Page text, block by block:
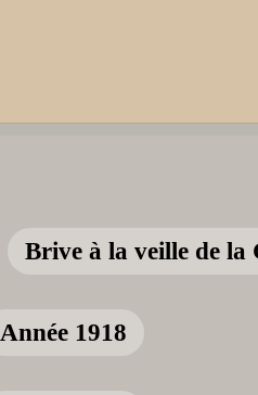
Brive à la veille de la
Année 1918